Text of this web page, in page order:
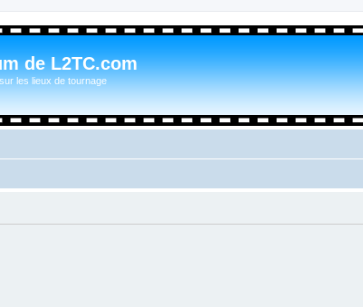
de L2TC.com
les lieux de tournage